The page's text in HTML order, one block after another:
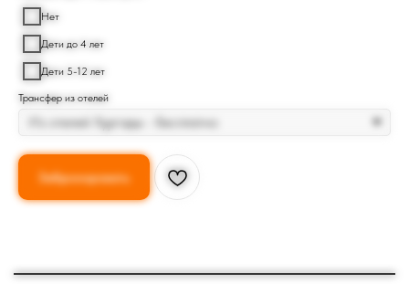
Нет
Дети до 4 лет
Дети 5-12 лет
Трансфер из отелей
Забронировать